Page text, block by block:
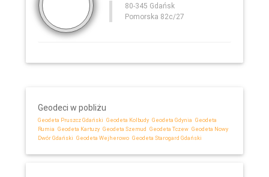
80-345 Gdańsk
Pomorska 82c/27
Geodeci w pobliżu
Geodeta Pruszcz Gdański Geodeta Kolbudy Geodeta Gdynia Geodeta
Rumia Geodeta Kartuzy Geodeta Szemud Geodeta Tczew Geodeta Nowy
Dwór Gdański Geodeta Wejherowo Geodeta Starogard Gdański